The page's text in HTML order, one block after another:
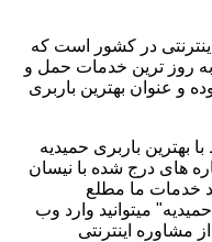
در کشور است که
به روز ترین خدمات حمل و
و عنوان بهترین باربری
بهترین باربری حمیدیه
های درج شده با نیسان
خدمات ما مطلع
میتوانید وارد وب
مشاوره اینترنتی